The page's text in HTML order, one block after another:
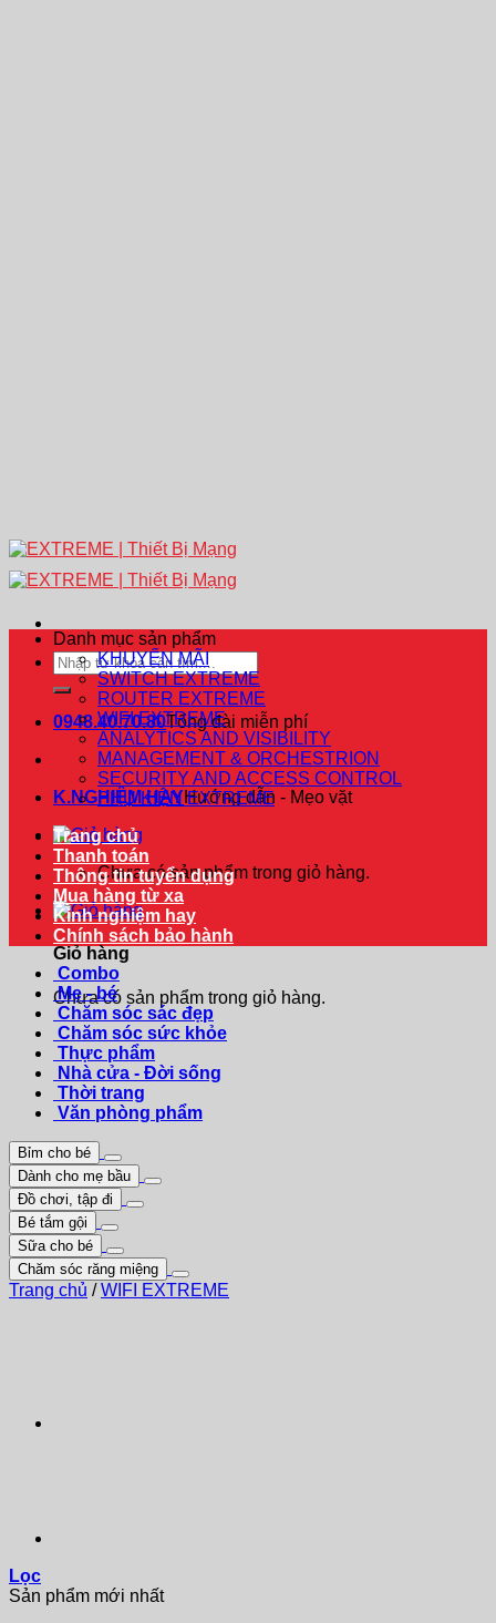
Tìm
kiếm:
0948.40.70.80Tổng đài miễn phí
K.NGHIỆM HAYHướng dẫn - Mẹo vặt
Chưa có sản phẩm trong giỏ hàng.
Giỏ hàng
Chưa có sản phẩm trong giỏ hàng.
Danh mục sản phẩm
KHUYẾN MÃI
SWITCH EXTREME
ROUTER EXTREME
WIFI EXTREME
ANALYTICS AND VISIBILITY
MANAGEMENT & ORCHESTRION
SECURITY AND ACCESS CONTROL
PHỤ KIỆN EXTREME
Trang chủ
Thanh toán
Thông tin tuyển dụng
Mua hàng từ xa
Kinh nghiệm hay
Chính sách bảo hành
Combo
Mẹ - bé
Chăm sóc sác đẹp
Chăm sóc sức khỏe
Thực phẩm
Nhà cửa - Đời sống
Thời trang
Văn phòng phẩm
Bỉm cho bé
Dành cho mẹ bầu
Đồ chơi, tập đi
Bé tắm gội
Sữa cho bé
Chăm sóc răng miệng
Trang chủ / WIFI EXTREME
Lọc
Sản phẩm mới nhất